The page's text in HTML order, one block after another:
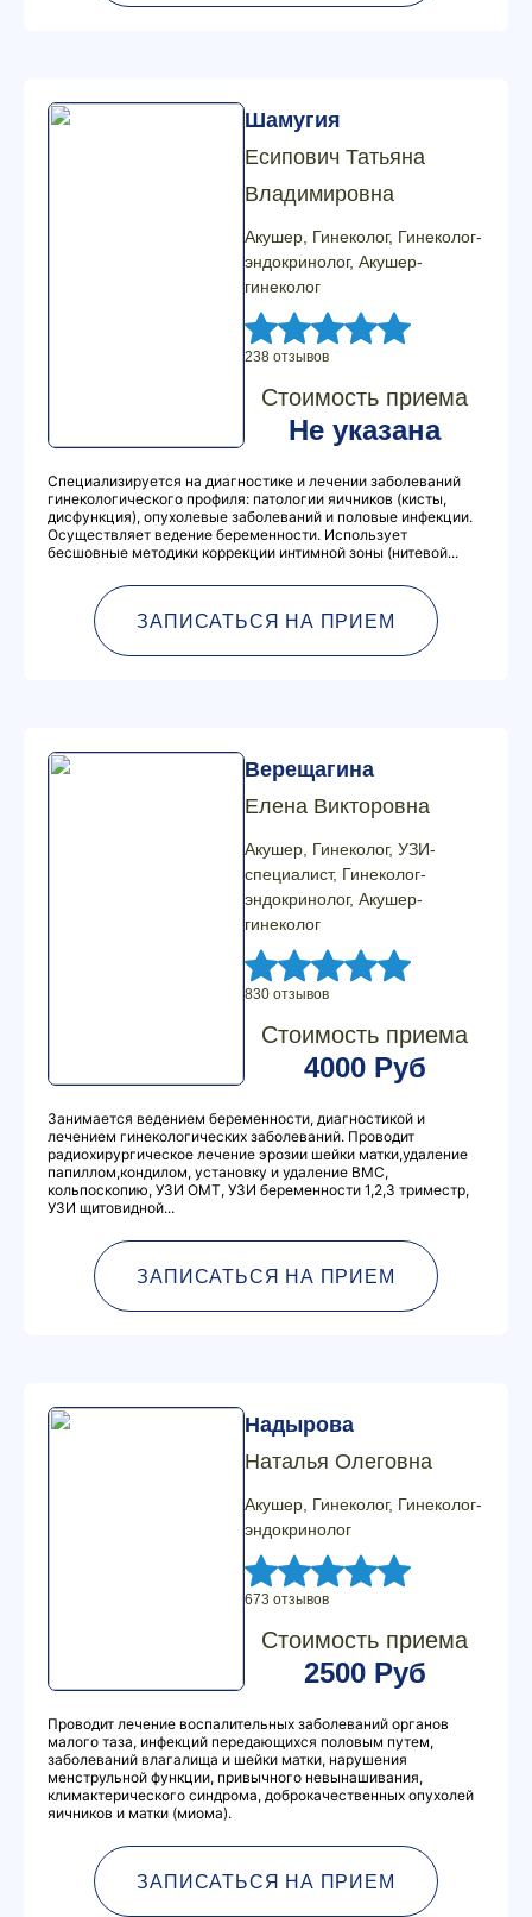
Шамугия
Есипович Татьяна
Владимировна
Акушер, Гинеколог, Гинеколог-
эндокринолог, Акушер-
гинеколог
238 отзывов
Стоимость приема
Не указана
Специализируется на диагностике и лечении заболеваний
гинекологического профиля: патологии яичников (кисты,
дисфункция), опухолевые заболеваний и половые инфекции.
Осуществляет ведение беременности. Использует
бесшовные методики коррекции интимной зоны (нитевой...
ЗАПИСАТЬСЯ НА ПРИЕМ
Верещагина
Елена Викторовна
Акушер, Гинеколог, УЗИ-
специалист, Гинеколог-
эндокринолог, Акушер-
гинеколог
830 отзывов
Стоимость приема
4000 Руб
Занимается ведением беременности, диагностикой и
лечением гинекологических заболеваний. Проводит
радиохирургическое лечение эрозии шейки матки,удаление
папиллом,кондилом, установку и удаление ВМС,
кольпоскопию, УЗИ ОМТ, УЗИ беременности 1,2,3 триместр,
УЗИ щитовидной...
ЗАПИСАТЬСЯ НА ПРИЕМ
Надырова
Наталья Олеговна
Акушер, Гинеколог, Гинеколог-
эндокринолог
673 отзывов
Стоимость приема
2500 Руб
Проводит лечение воспалительных заболеваний органов
малого таза, инфекций передающихся половым путем,
заболеваний влагалища и шейки матки, нарушения
менструльной функции, привычного невынашивания,
климактерического синдрома, доброкачественных опухолей
яичников и матки (миома).
ЗАПИСАТЬСЯ НА ПРИЕМ